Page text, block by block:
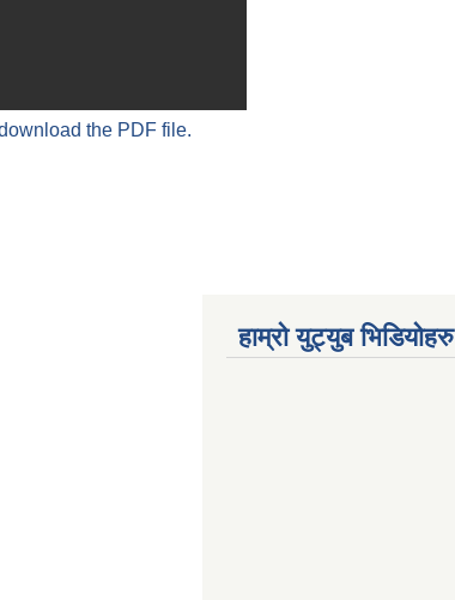
the PDF file.
हाम्रो युट्युब भिडियोहरु